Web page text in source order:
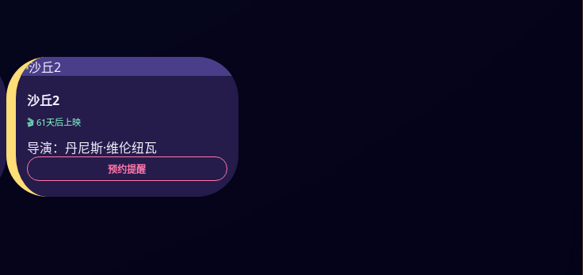
沙丘2
🎬 61天后上映
导演：丹尼斯·维伦纽瓦
预约提醒